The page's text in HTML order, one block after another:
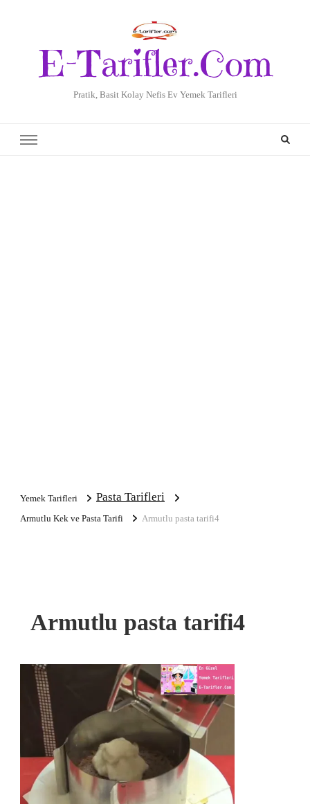
E-Tarifler.Com
Pratik, Basit Kolay Nefis Ev Yemek Tarifleri
Yemek Tarifleri Pasta Tarifleri
Armutlu Kek ve Pasta Tarifi Armutlu pasta tarifi4
Armutlu pasta tarifi4